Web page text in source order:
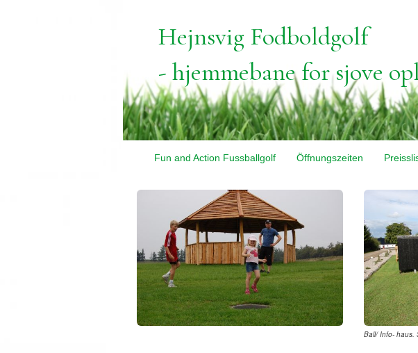
Hejnsvig Fodboldgolf
- hjemmebane for sjove
Fun and Action Fussballgolf Öffnungszeiten
Ball/ Info- haus.